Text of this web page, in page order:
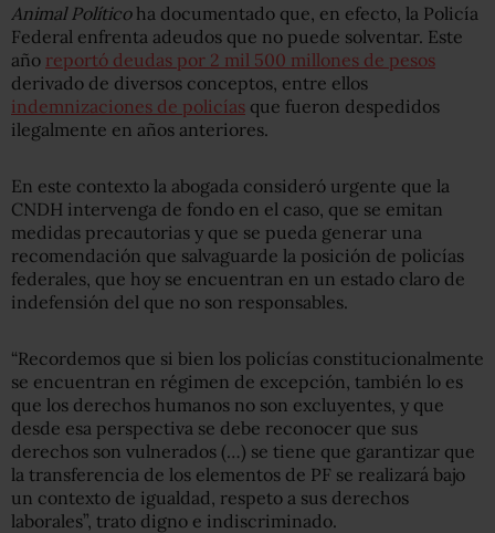
Animal Políticoha documentado que, en efecto, la Policía
Federal enfrenta adeudos que no puede solventar. Este
año reportó deudas por 2 mil 500 millones de pesos
derivado de diversos conceptos, entre ellos
indemnizaciones de policías que fueron despedidos
ilegalmente en años anteriores.
En este contexto la abogada consideró urgente que la
CNDH intervenga de fondo en el caso, que se emitan
medidas precautorias y que se pueda generar una
recomendación que salvaguarde la posición de policías
federales, que hoy se encuentran en un estado claro de
indefensión del que no son responsables.
“Recordemos que si bien los policías constitucionalmente
se encuentran en régimen de excepción, también lo es
que los derechos humanos no son excluyentes, y que
desde esa perspectiva se debe reconocer que sus
derechos son vulnerados (…) se tiene que garantizar que
la transferencia de los elementos de PF se realizará bajo
un contexto de igualdad, respeto a sus derechos
laborales”, trato digno e indiscriminado.